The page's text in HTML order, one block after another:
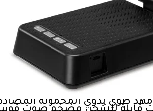
مهد طوي يدوي المحمولة